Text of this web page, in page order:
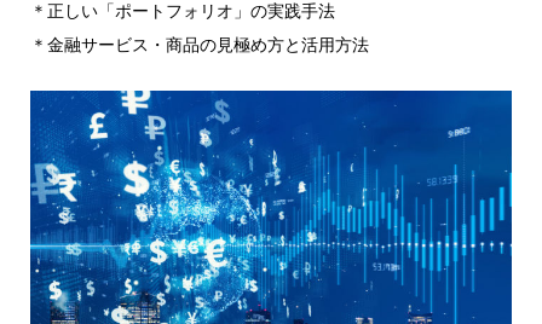
＊正しい「ポートフォリオ」の実践手法
＊金融サービス・商品の見極め方と活用方法